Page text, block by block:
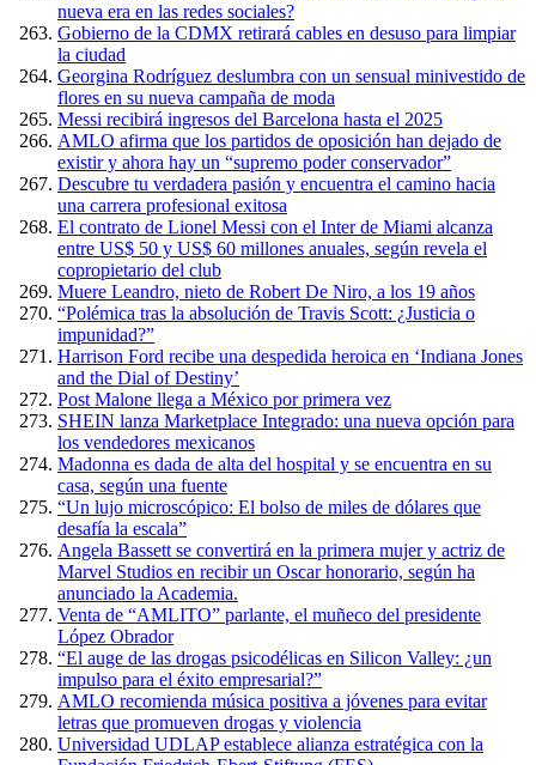
nueva era en las redes sociales?
Gobierno de la CDMX retirará cables en desuso para limpiar
la ciudad
Georgina Rodríguez deslumbra con un sensual minivestido de
flores en su nueva campaña de moda
Messi recibirá ingresos del Barcelona hasta el 2025
AMLO afirma que los partidos de oposición han dejado de
existir y ahora hay un “supremo poder conservador”
Descubre tu verdadera pasión y encuentra el camino hacia
una carrera profesional exitosa
El contrato de Lionel Messi con el Inter de Miami alcanza
entre US$ 50 y US$ 60 millones anuales, según revela el
copropietario del club
Muere Leandro, nieto de Robert De Niro, a los 19 años
“Polémica tras la absolución de Travis Scott: ¿Justicia o
impunidad?”
Harrison Ford recibe una despedida heroica en ‘Indiana Jones
and the Dial of Destiny’
Post Malone llega a México por primera vez
SHEIN lanza Marketplace Integrado: una nueva opción para
los vendedores mexicanos
Madonna es dada de alta del hospital y se encuentra en su
casa, según una fuente
“Un lujo microscópico: El bolso de miles de dólares que
desafía la escala”
Angela Bassett se convertirá en la primera mujer y actriz de
Marvel Studios en recibir un Oscar honorario, según ha
anunciado la Academia.
Venta de “AMLITO” parlante, el muñeco del presidente
López Obrador
“El auge de las drogas psicodélicas en Silicon Valley: ¿un
impulso para el éxito empresarial?”
AMLO recomienda música positiva a jóvenes para evitar
letras que promueven drogas y violencia
Universidad UDLAP establece alianza estratégica con la